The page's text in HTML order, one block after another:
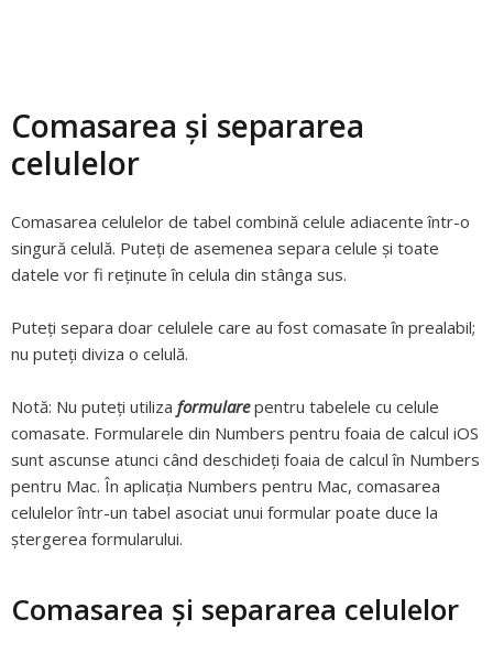
Comasarea și separarea
celulelor
Comasarea celulelor de tabel combină celule adiacente într-o
singură celulă. Puteți de asemenea separa celule și toate
datele vor fi reținute în celula din stânga sus.
Puteți separa doar celulele care au fost comasate în prealabil;
nu puteți diviza o celulă.
Notă: Nu puteți utiliza formularepentru tabelele cu celule
comasate. Formularele din Numbers pentru foaia de calcul iOS
sunt ascunse atunci când deschideți foaia de calcul în Numbers
pentru Mac. În aplicația Numbers pentru Mac, comasarea
celulelor într-un tabel asociat unui formular poate duce la
ștergerea formularului.
Comasarea și separarea celulelor